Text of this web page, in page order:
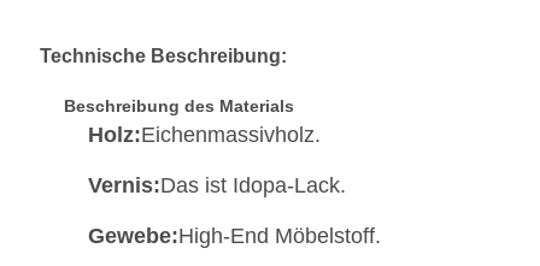
Technische Beschreibung:
Beschreibung des Materials
Holz:Eichenmassivholz.
Vernis:Das ist Idopa-Lack.
Gewebe:High-End Möbelstoff.